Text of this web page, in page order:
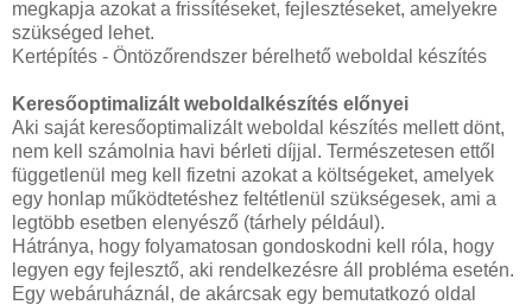
megkapja azokat a frissítéseket, fejlesztéseket, amelyekre
szükséged lehet.
Kertépítés - Öntözőrendszer bérelhető weboldal készítés
Keresőoptimalizált weboldalkészítés előnyei
Aki saját keresőoptimalizált weboldal készítés mellett dönt,
nem kell számolnia havi bérleti díjjal. Természetesen ettől
függetlenül meg kell fizetni azokat a költségeket, amelyek
egy honlap működtetéshez feltétlenül szükségesek, ami a
legtöbb esetben elenyésző (tárhely például).
Hátránya, hogy folyamatosan gondoskodni kell róla, hogy
legyen egy fejlesztő, aki rendelkezésre áll probléma esetén.
Egy webáruháznál, de akárcsak egy bemutatkozó oldal